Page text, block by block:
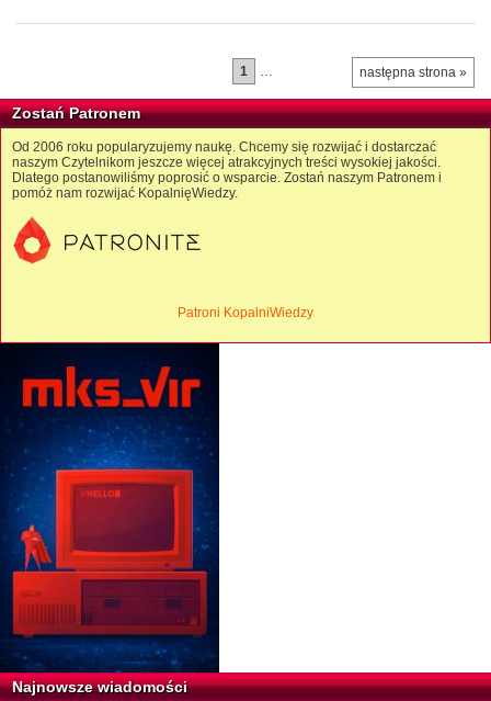
następna strona »
1 …
Zostań Patronem
Od 2006 roku popularyzujemy naukę. Chcemy się rozwijać i dostarczać
naszym Czytelnikom jeszcze więcej atrakcyjnych treści wysokiej jakości.
Dlatego postanowiliśmy poprosić o wsparcie. Zostań naszym Patronem i
pomóż nam rozwijać KopalnięWiedzy.
Patroni KopalniWiedzy
Najnowsze wiadomości